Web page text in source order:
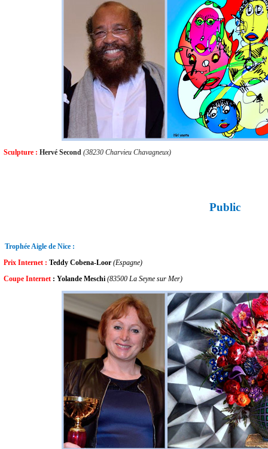
Sculpture : Hervé Second (38230 Charvieu Chavagneux)
Public
Trophée Aigle de Nice :
Prix Internet : Teddy Cobena-Loor (Espagne)
Coupe Internet : Yolande Meschi (83500 La Seyne sur Mer)